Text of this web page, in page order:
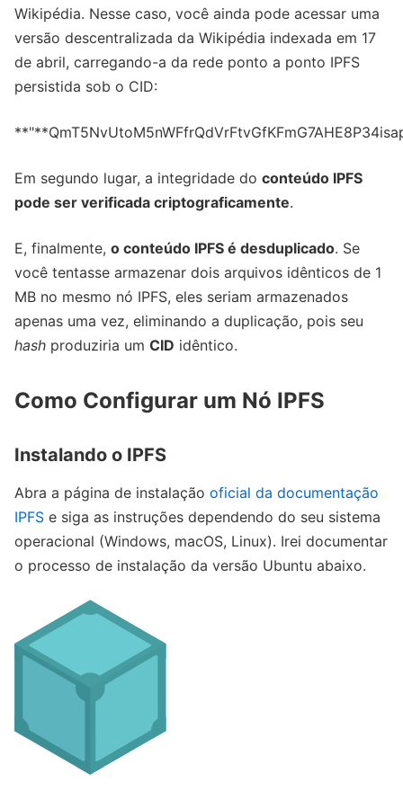
Wikipédia. Nesse caso, você ainda pode acessar uma
versão descentralizada da Wikipédia indexada em 17
de abril, carregando-a da rede ponto a ponto IPFS
persistida sob o CID:
Em segundo lugar, a integridade do conteúdo IPFS
pode ser verificada criptograficamente.
E, finalmente, o conteúdo IPFS é desduplicado. Se
você tentasse armazenar dois arquivos idênticos de 1
MB no mesmo nó IPFS, eles seriam armazenados
apenas uma vez, eliminando a duplicação, pois seu
hash produziria um CID idêntico.
Como Configurar um Nó IPFS
Instalando o IPFS
Abra a página de instalação oficial da documentação
IPFS e siga as instruções dependendo do seu sistema
operacional (Windows, macOS, Linux). Irei documentar
o processo de instalação da versão Ubuntu abaixo.